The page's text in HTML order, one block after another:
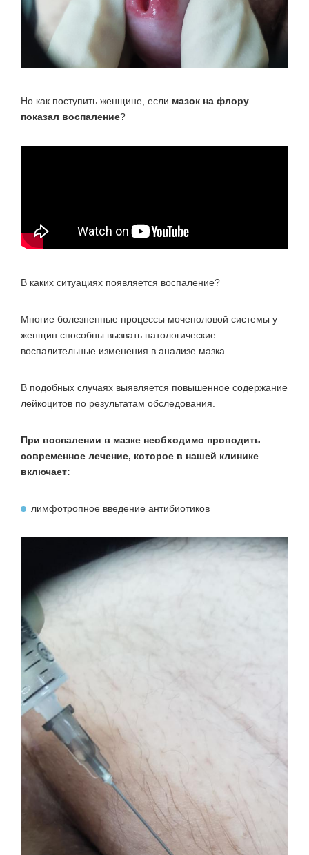
Но как поступить женщине, если мазок на флору
показал воспаление?
В каких ситуациях появляется воспаление?
Многие болезненные процессы мочеполовой системы у
женщин способны вызвать патологические
воспалительные изменения в анализе мазка.
В подобных случаях выявляется повышенное содержание
лейкоцитов по результатам обследования.
При воспалении в мазке необходимо проводить
современное лечение, которое в нашей клинике
включает:
лимфотропное введение антибиотиков